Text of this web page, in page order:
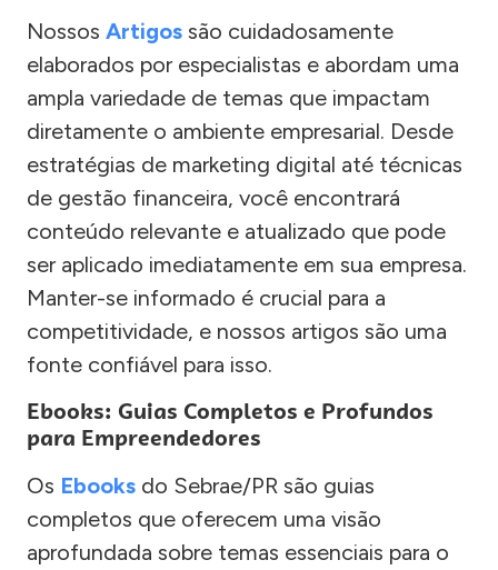
Nossos Artigos são cuidadosamente
elaborados por especialistas e abordam uma
ampla variedade de temas que impactam
diretamente o ambiente empresarial. Desde
estratégias de marketing digital até técnicas
de gestão financeira, você encontrará
conteúdo relevante e atualizado que pode
ser aplicado imediatamente em sua empresa.
Manter-se informado é crucial para a
competitividade, e nossos artigos são uma
fonte confiável para isso.
Ebooks: Guias Completos e Profundos
para Empreendedores
Os Ebooks do Sebrae/PR são guias
completos que oferecem uma visão
aprofundada sobre temas essenciais para o